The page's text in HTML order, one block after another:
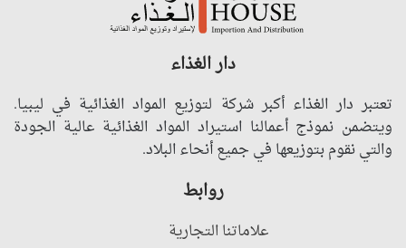
دار الغذاء
تعتبر دار الغذاء أكبر شركة لتوزيع المواد الغذائية في ليبيا.
ويتضمن نموذج أعمالنا استيراد المواد الغذائية عالية الجودة
والتي نقوم بتوزيعها في جميع أنحاء البلاد.
روابط
علاماتنا التجارية